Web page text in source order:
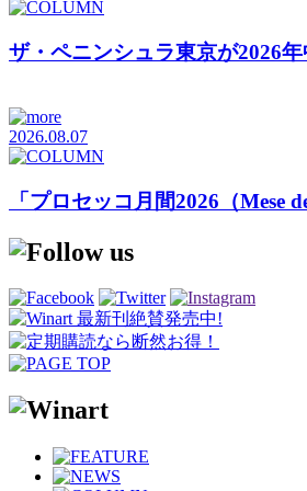
ザ・ペニンシュラ東京が2026
2026.08.07
「プロセッコ月間2026（Mese